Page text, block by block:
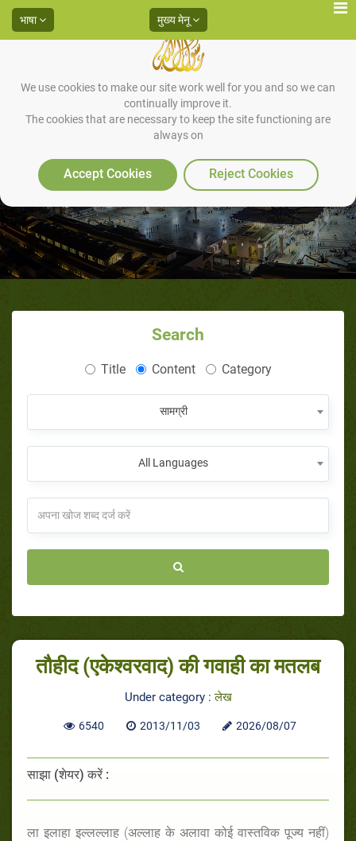
We use cookies to make our site work well for you and so we can
continually improve it.
The cookies that are necessary to keep the site functioning are
always on
Accept Cookies Reject Cookies
भाषा मुख्य मेनू
तौहीद (एकेश्वरवाद) की गवाही का मतलब
Search
Title Content Category
सामग्री
All Languages
तौहीद (एकेश्वरवाद) की गवाही का मतलब
Under category :लेख
6540 2013/11/03 2026/08/07
साझा (शेयर) करें :
ला इलाहा इल्लल्लाह (अल्लाह के अलावा कोई वास्तविक पूज्य नहीं)